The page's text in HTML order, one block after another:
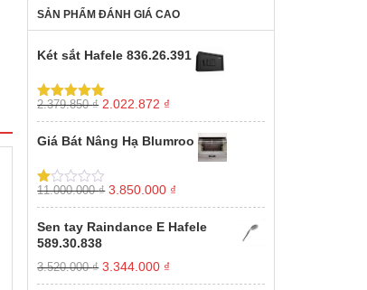
SẢN PHẨM ĐÁNH GIÁ CAO
Két sắt Hafele 836.26.391
Được xếp
hạng5.005
sao
2.379.850₫ Giá
gốc
2.379.850 ₫.
2.022.872 ₫
hiện
Giá Bát Nâng Hạ Blumroo
Được
xếp
hạng
1.00
5
11.000.000₫ Giá
gốc
là:
3.850.000 ₫
hiện
tại
Sen tay Raindance E Hafele
589.30.838
3.520.000₫ Giá
gốc
3.344.000 ₫
hiện